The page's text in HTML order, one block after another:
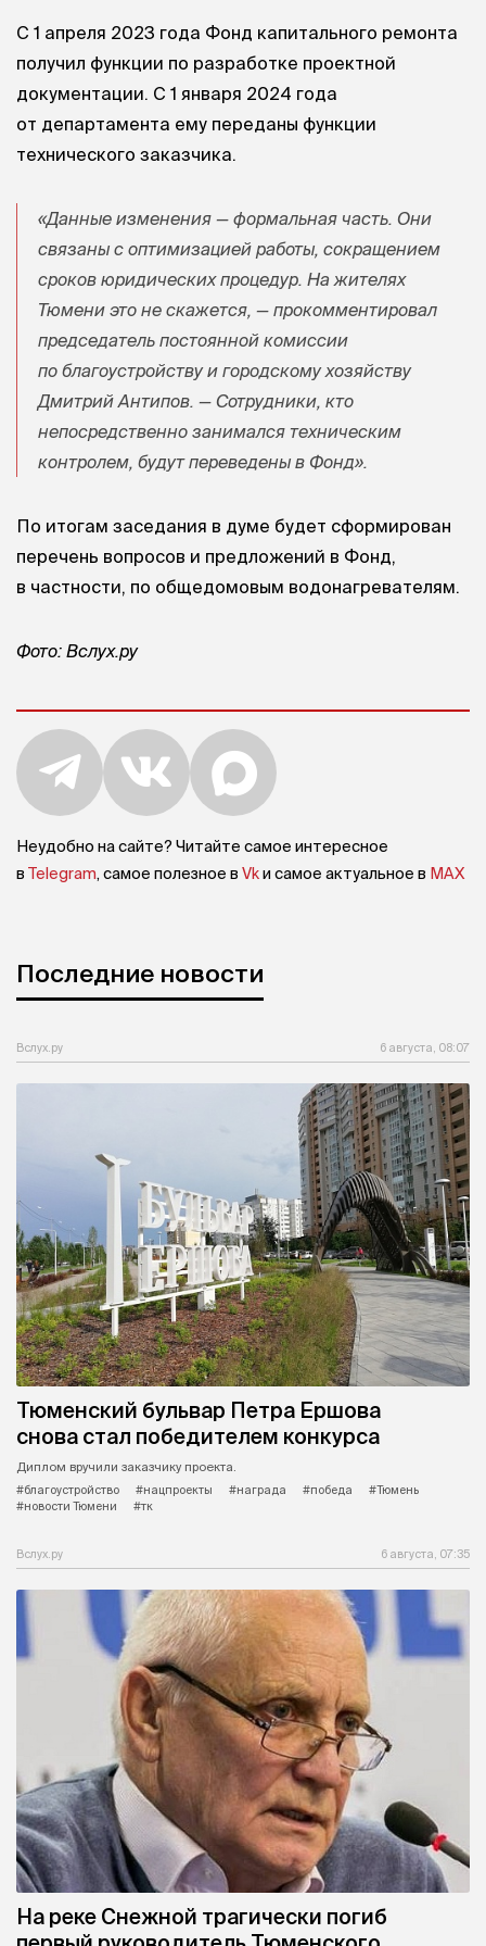
С 1 апреля 2023 года Фонд капитального ремонта
получил функции по разработке проектной
документации. С 1 января 2024 года
от департамента ему переданы функции
технического заказчика.
«Данные изменения — формальная часть. Они
связаны с оптимизацией работы, сокращением
сроков юридических процедур. На жителях
Тюмени это не скажется, — прокомментировал
председатель постоянной комиссии
по благоустройству и городскому хозяйству
Дмитрий Антипов. — Сотрудники, кто
непосредственно занимался техническим
контролем, будут переведены в Фонд».
По итогам заседания в думе будет сформирован
перечень вопросов и предложений в Фонд,
в частности, по общедомовым водонагревателям.
Фото: Вслух.ру
Неудобно на сайте? Читайте самое интересное
в Telegram, самое полезное в Vkи самое актуальное в MAX
Последние новости
Вслух.ру 6 августа, 08:07
Тюменский бульвар Петра Ершова
снова стал победителем конкурса
Диплом вручили заказчику проекта.
#благоустройство
#нацпроекты #награда #победа
#Тюмень
#новости Тюмени
#тк
Вслух.ру 6 августа, 07:35
На реке Снежной трагически погиб